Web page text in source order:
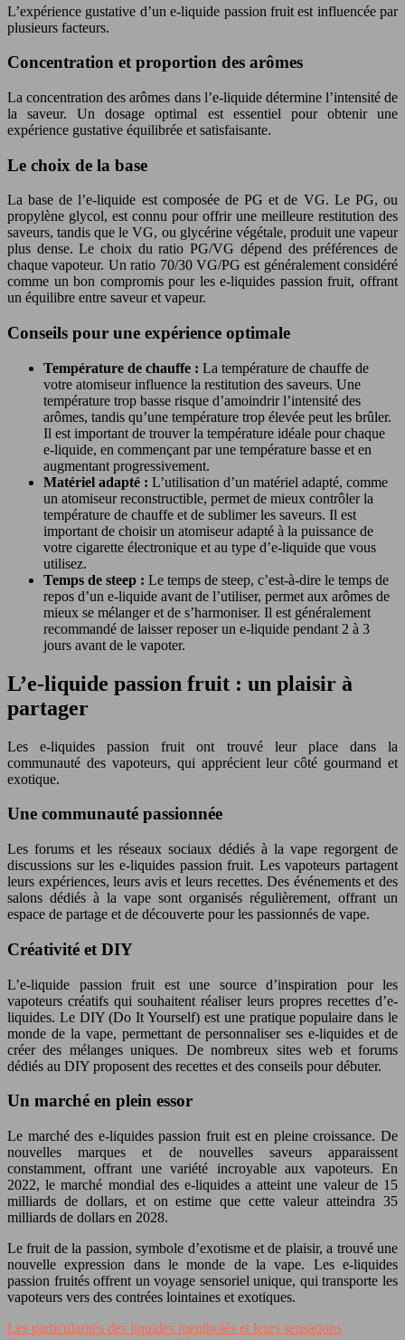
L’expérience gustative d’un e-liquide passion fruit est influencée par
plusieurs facteurs.
Concentration et proportion des arômes
La concentration des arômes dans l’e-liquide détermine l’intensité de
la saveur. Un dosage optimal est essentiel pour obtenir une
expérience gustative équilibrée et satisfaisante.
Le choix de la base
La base de l’e-liquide est composée de PG et de VG. Le PG, ou
propylène glycol, est connu pour offrir une meilleure restitution des
saveurs, tandis que le VG, ou glycérine végétale, produit une vapeur
plus dense. Le choix du ratio PG/VG dépend des préférences de
chaque vapoteur. Un ratio 70/30 VG/PG est généralement considéré
comme un bon compromis pour les e-liquides passion fruit, offrant
un équilibre entre saveur et vapeur.
Conseils pour une expérience optimale
Température de chauffe : La température de chauffe de
votre atomiseur influence la restitution des saveurs. Une
température trop basse risque d’amoindrir l’intensité des
arômes, tandis qu’une température trop élevée peut les brûler.
Il est important de trouver la température idéale pour chaque
e-liquide, en commençant par une température basse et en
augmentant progressivement.
Matériel adapté : L’utilisation d’un matériel adapté, comme
un atomiseur reconstructible, permet de mieux contrôler la
température de chauffe et de sublimer les saveurs. Il est
important de choisir un atomiseur adapté à la puissance de
votre cigarette électronique et au type d’e-liquide que vous
utilisez.
Temps de steep : Le temps de steep, c’est-à-dire le temps de
repos d’un e-liquide avant de l’utiliser, permet aux arômes de
mieux se mélanger et de s’harmoniser. Il est généralement
recommandé de laisser reposer un e-liquide pendant 2 à 3
jours avant de le vapoter.
L’e-liquide passion fruit : un plaisir à
partager
Les e-liquides passion fruit ont trouvé leur place dans la
communauté des vapoteurs, qui apprécient leur côté gourmand et
exotique.
Une communauté passionnée
Les forums et les réseaux sociaux dédiés à la vape regorgent de
discussions sur les e-liquides passion fruit. Les vapoteurs partagent
leurs expériences, leurs avis et leurs recettes. Des événements et des
salons dédiés à la vape sont organisés régulièrement, offrant un
espace de partage et de découverte pour les passionnés de vape.
Créativité et DIY
L’e-liquide passion fruit est une source d’inspiration pour les
vapoteurs créatifs qui souhaitent réaliser leurs propres recettes d’e-
liquides. Le DIY (Do It Yourself) est une pratique populaire dans le
monde de la vape, permettant de personnaliser ses e-liquides et de
créer des mélanges uniques. De nombreux sites web et forums
dédiés au DIY proposent des recettes et des conseils pour débuter.
Un marché en plein essor
Le marché des e-liquides passion fruit est en pleine croissance. De
nouvelles marques et de nouvelles saveurs apparaissent
constamment, offrant une variété incroyable aux vapoteurs. En
2022, le marché mondial des e-liquides a atteint une valeur de 15
milliards de dollars, et on estime que cette valeur atteindra 35
milliards de dollars en 2028.
Le fruit de la passion, symbole d’exotisme et de plaisir, a trouvé une
nouvelle expression dans le monde de la vape. Les e-liquides
passion fruités offrent un voyage sensoriel unique, qui transporte les
vapoteurs vers des contrées lointaines et exotiques.
Les particularités des liquides mentholés et leurs sensations